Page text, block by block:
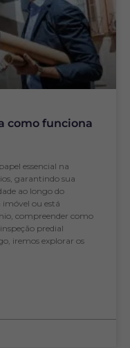
como funciona
essencial na
garantindo sua
ao longo do
ou está
compreender como
predial
iremos explorar os